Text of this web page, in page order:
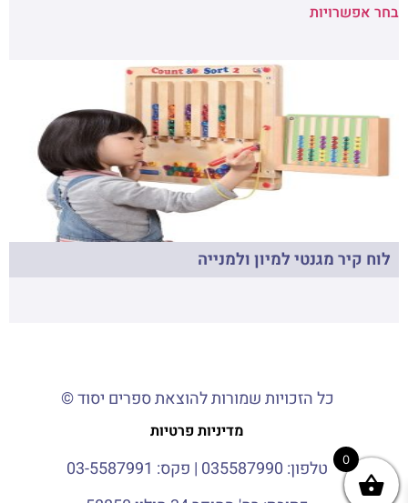
בחר אפשרויות
לוח קיר מגנטי למיון ולמנייה
כל הזכויות שמורות להוצאת ספרים יסוד ©
מדיניות פרטיות
טלפון: 035587990 | פקס: 03-5587991
0